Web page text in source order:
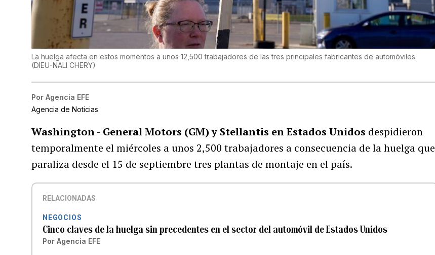
La huelga afecta en estos momentos a unos 12,500 trabajadores de las tres principales fabricantes de automóviles.
(DIEU-NALI CHERY)
Por Agencia EFE
Agencia de Noticias
Washington- General Motors (GM) y Stellantis en Estados Unidos despidieron
temporalmente el miércoles a unos 2,500 trabajadores a consecuencia de la huelga que
paraliza desde el 15 de septiembre tres plantas de montaje en el país.
RELACIONADAS
NEGOCIOS
Cinco claves de la huelga sin precedentes en el sector del automóvil de Estados Unidos
Por Agencia EFE